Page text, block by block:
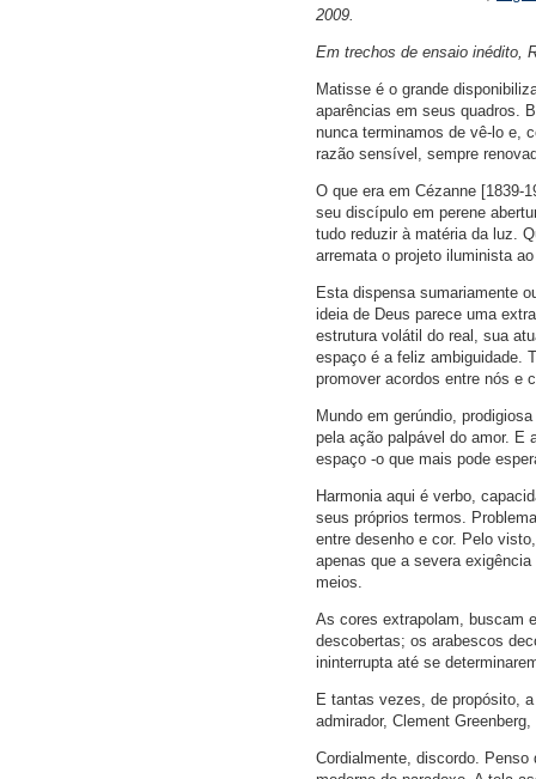
2009.
Em trechos de ensaio inédito,
Matisse é o grande
aparências em seus quadros.
nunca terminamos de vê-lo e,
razão sensível, sempre
O que era em Cézanne [1839-
seu discípulo em perene
tudo reduzir à matéria da luz.
arremata o projeto iluminista
Esta dispensa sumariamente
ideia de Deus parece uma
estrutura volátil do real, sua
espaço é a feliz ambiguidade.
promover acordos entre nós e
Mundo em gerúndio,
pela ação palpável do amor. E
espaço -o que mais pode
Harmonia aqui é verbo,
seus próprios termos.
entre desenho e cor. Pelo
apenas que a severa
meios.
As cores extrapolam, buscam
descobertas; os arabescos
ininterrupta até se
E tantas vezes, de propósito,
admirador, Clement
Cordialmente, discordo.